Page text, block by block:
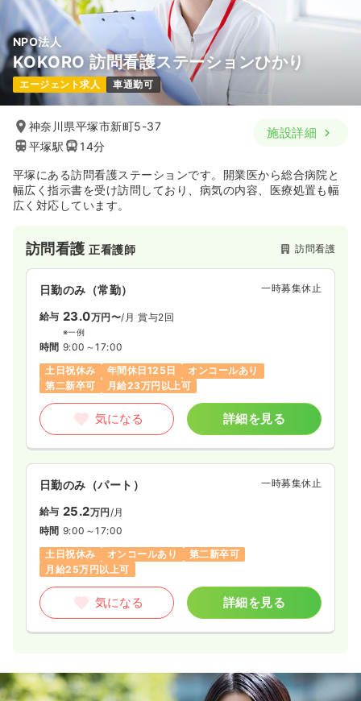
NPO法人
KOKORO 訪問看護ステーションひかり
エージェント求人 車通勤可
神奈川県平塚市新町5-37
平塚駅
14分
施設詳細
平塚にある訪問看護ステーションです。開業医から総合病院と
幅広く指示書を受け訪問しており、病気の内容、医療処置も幅
広く対応しています。
訪問看護正看護師 訪問看護
日勤のみ（常勤） 一時募集休止
給与 23.0万円〜/月 賞与2回
※一例
時間 9:00～17:00
土日祝休み
年間休日125日
オンコールあり
第二新卒可
月給23万円以上可
気になる 詳細を見る
日勤のみ（パート） 一時募集休止
給与 25.2万円 /月
時間 9:00～17:00
土日祝休み
オンコールあり
第二新卒可
月給25万円以上可
気になる 詳細を見る